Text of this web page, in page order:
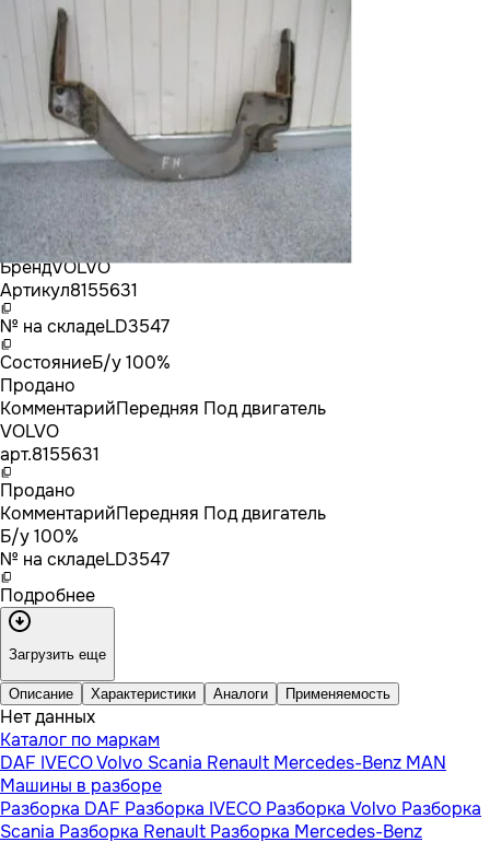
БрендVOLVO
Артикул8155631
№ на складеLD3547
СостояниеБ/у 100%
Продано
КомментарийПередняя Под двигатель
VOLVO
арт.8155631
Продано
КомментарийПередняя Под двигатель
Б/у 100%
№ на складеLD3547
Подробнее
Загрузить еще
Описание Характеристики Аналоги Применяемость
Нет данных
Каталог по маркам
DAF IVECOVolvo Scania Renault Mercedes-Benz MAN
Машины в разборе
Разборка DAF Разборка IVECO Разборка Volvo Разборка
Scania Разборка Renault Разборка Mercedes-Benz